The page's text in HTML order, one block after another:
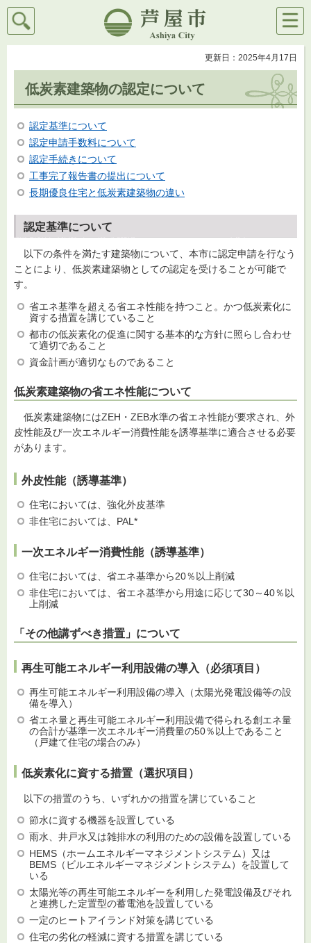
芦屋市
検索
メニ
ュー
更新日：2025年4月17日
低炭素建築物の認定について
認定基準について
認定申請手数料について
認定手続きについて
工事完了報告書の提出について
長期優良住宅と低炭素建築物の違い
認定基準について
以下の条件を満たす建築物について、本市に認定申請を行なう
ことにより、低炭素建築物としての認定を受けることが可能で
す。
省エネ基準を超える省エネ性能を持つこと。かつ低炭素化に
資する措置を講じていること
都市の低炭素化の促進に関する基本的な方針に照らし合わせ
て適切であること
資金計画が適切なものであること
低炭素建築物の省エネ性能について
低炭素建築物にはZEH・ZEB水準の省エネ性能が要求され、外
皮性能及び一次エネルギー消費性能を誘導基準に適合させる必要
があります。
外皮性能（誘導基準）
住宅においては、強化外皮基準
非住宅においては、PAL*
一次エネルギー消費性能（誘導基準）
住宅においては、省エネ基準から20％以上削減
非住宅においては、省エネ基準から用途に応じて30～40％以
上削減
「その他講ずべき措置」について
再生可能エネルギー利用設備の導入（必須項目）
再生可能エネルギー利用設備の導入（太陽光発電設備等の設
備を導入）
省エネ量と再生可能エネルギー利用設備で得られる創エネ量
の合計が基準一次エネルギー消費量の50％以上であること
（戸建て住宅の場合のみ）
低炭素化に資する措置（選択項目）
以下の措置のうち、いずれかの措置を講じていること
節水に資する機器を設置している
雨水、井戸水又は雑排水の利用のための設備を設置している
HEMS（ホームエネルギーマネジメントシステム）又は
BEMS（ビルエネルギーマネジメントシステム）を設置して
いる
太陽光等の再生可能エネルギーを利用した発電設備及びそれ
と連携した定置型の蓄電池を設置している
一定のヒートアイランド対策を講じている
住宅の劣化の軽減に資する措置を講じている